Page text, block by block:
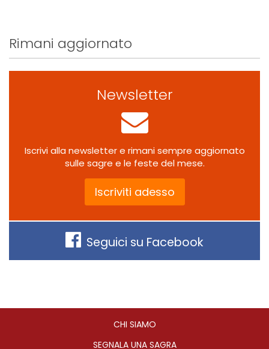
Rimani aggiornato
Newsletter
Iscrivi alla newsletter e rimani sempre aggiornato
sulle sagre e le feste del mese.
Iscriviti adesso
Seguici su Facebook
CHI SIAMO
SEGNALA UNA SAGRA